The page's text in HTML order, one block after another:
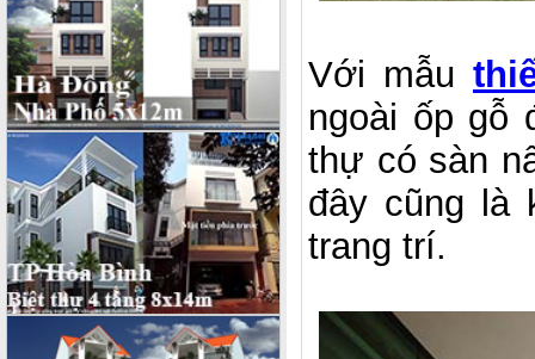
Với mẫu
ngoài ốp gỗ
thự có sàn
đây cũng là
trang trí.